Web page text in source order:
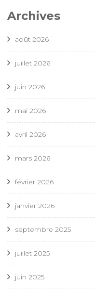
Archives
août 2026
juillet 2026
juin 2026
mai 2026
avril 2026
mars 2026
février 2026
janvier 2026
septembre 2025
juillet 2025
juin 2025